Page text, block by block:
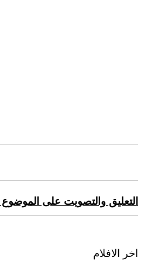
التعليق والتصويت على
اخر الافلام